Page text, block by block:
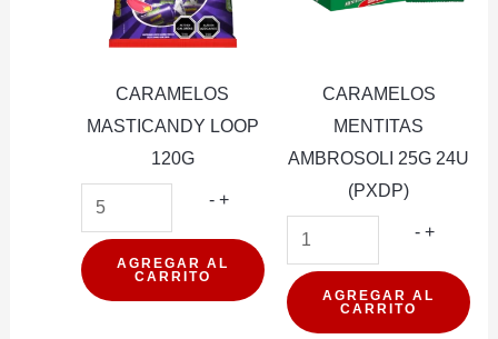
CARAMELOS
MASTICANDY LOOP
120G
- CARAMELOS
MASTICANDY
LOOP
120G
+
AGREGAR AL
CARRITO
CARAMELOS
MENTITAS
AMBROSOLI 25G 24U
(PXDP)
-
25G
+
AGREGAR AL
CARRITO